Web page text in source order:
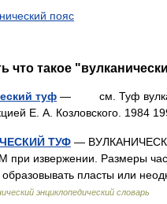
пояс
что такое
туф — см. Туф
Е. А. Козловского. 1984
ТУФ —
извержении. Размеры
образовывать пласты или
энциклопедический словарь